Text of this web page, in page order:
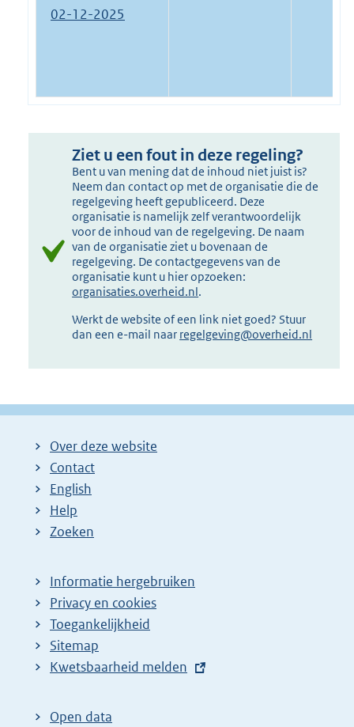
02-12-2025
Ziet u een fout in deze regeling?
Bent u van mening dat de inhoud niet juist is?
Neem dan contact op met de organisatie die de
regelgeving heeft gepubliceerd. Deze
organisatie is namelijk zelf verantwoordelijk
voor de inhoud van de regelgeving. De naam
van de organisatie ziet u bovenaan de
regelgeving. De contactgegevens van de
organisatie kunt u hier opzoeken:
organisaties.overheid.nl.
Werkt de website of een link niet goed? Stuur
dan een e-mail naar regelgeving@overheid.nl
Over deze website
Contact
English
Help
Zoeken
Informatie hergebruiken
Privacy en cookies
Toegankelijkheid
Sitemap
E
t
Kwetsbaarheid melden
Open data